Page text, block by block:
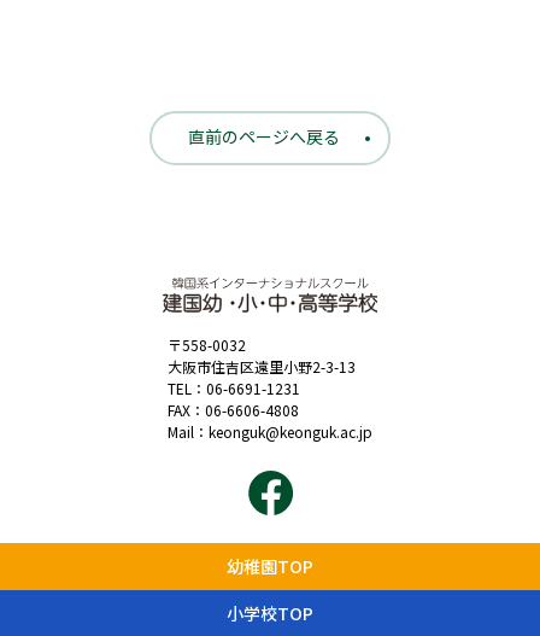
直前のページへ戻る
〒558-0032
大阪市住吉区遠里小野2-3-13
TEL： 06-6691-1231
FAX：06-6606-4808
Mail： keonguk@keonguk.ac.jp
幼稚園TOP
小学校TOP